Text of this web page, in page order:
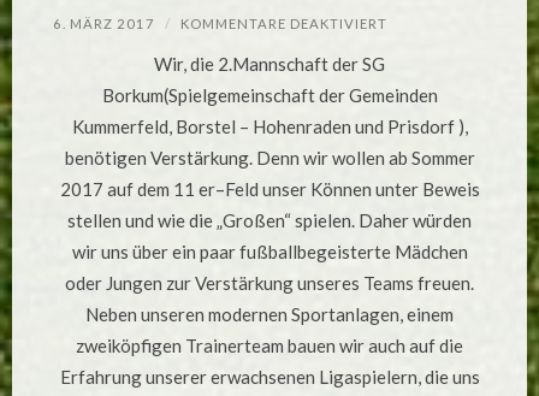
6. MÄRZ 2017 / KOMMENTARE DEAKTIVIERT
DICH!
ZUKÜNFTIGE
C-
(JAHRGANG
DER
BORKUM
VERSTÄRKUNG
Wir, die 2.Mannschaft der SG
Borkum(Spielgemeinschaft der Gemeinden
Kummerfeld, Borstel – Hohenraden und Prisdorf ),
benötigen Verstärkung. Denn wir wollen ab Sommer
2017 auf dem 11 er–Feld unser Können unter Beweis
stellen und wie die „Großen“ spielen. Daher würden
wir uns über ein paar fußballbegeisterte Mädchen
oder Jungen zur Verstärkung unseres Teams freuen.
Neben unseren modernen Sportanlagen, einem
zweiköpfigen Trainerteam bauen wir auch auf die
Erfahrung unserer erwachsenen Ligaspielern, die uns